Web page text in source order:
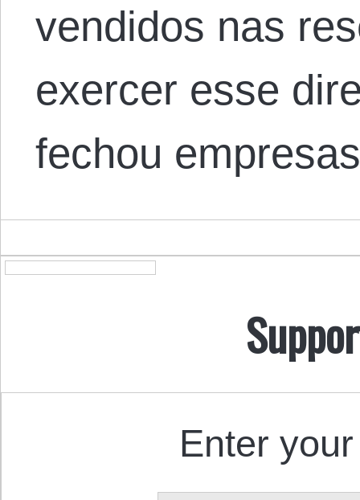
vendidos nas
exercer esse
fechou
Enter